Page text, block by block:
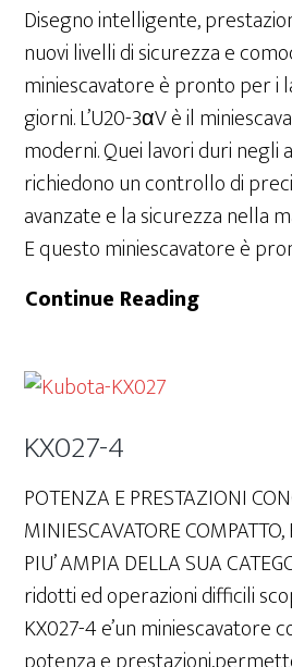
Disegno intelligente,
nuovi livelli di sicurezza e
miniescavatore è pronto per i
giorni. L’U20-3αV è il
moderni. Quei lavori duri
richiedono un controllo di
avanzate e la sicurezza nella
E questo miniescavatore è
Continue ReadingU20-
KX027-4
POTENZA E PRESTAZIONI
MINIESCAVATORE
PIU’ AMPIA DELLA SUA
ridotti ed operazioni difficili
KX027-4 e’un miniescavatore